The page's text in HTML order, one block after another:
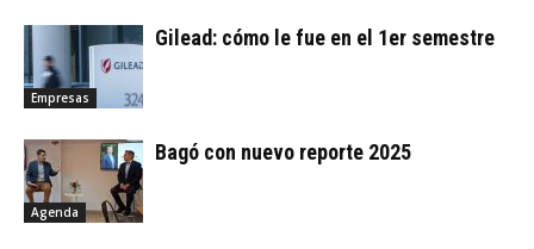
Empresas
Gilead: cómo le fue en el 1er semestre
Agenda
Bagó con nuevo reporte 2025